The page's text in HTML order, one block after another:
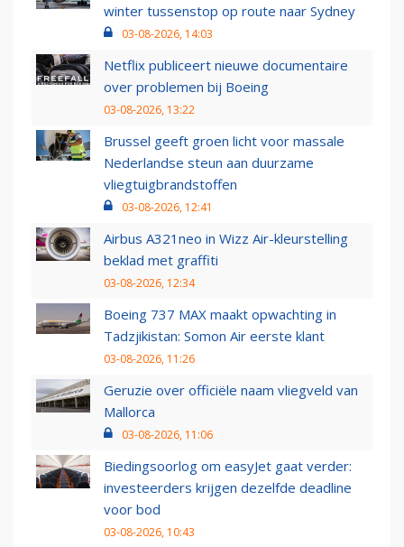
winter tussenstop op route naar Sydney
03-08-2026, 14:03
Netflix publiceert nieuwe documentaire
over problemen bij Boeing
03-08-2026, 13:22
Brussel geeft groen licht voor massale
Nederlandse steun aan duurzame
vliegtuigbrandstoffen
03-08-2026, 12:41
Airbus A321neo in Wizz Air-kleurstelling
beklad met graffiti
03-08-2026, 12:34
Boeing 737 MAX maakt opwachting in
Tadzjikistan: Somon Air eerste klant
03-08-2026, 11:26
Geruzie over officiële naam vliegveld van
Mallorca
03-08-2026, 11:06
Biedingsoorlog om easyJet gaat verder:
investeerders krijgen dezelfde deadline
voor bod
03-08-2026, 10:43